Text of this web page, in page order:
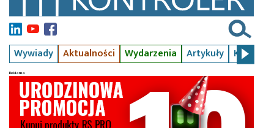
Wywiady Aktualności Wydarzenia Artykuły Kursy